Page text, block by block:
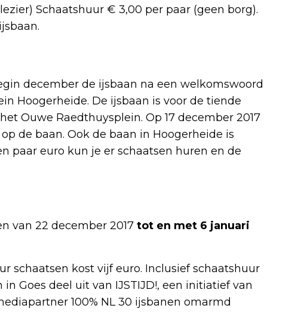
Schaatshuur € 3,00 per paar (geen borg).
december de ijsbaan na een welkomswoord
Hoogerheide. De ijsbaan is voor de tiende
Ouwe Raedthuysplein. Op 17 december 2017
op de baan. Ook de baan in Hoogerheide is
paar euro kun je er schaatsen huren en de
van 22 december 2017 tot en met 6 januari
schaatsen kost vijf euro. Inclusief schaatshuur
Goes deel uit van IJSTIJD!, een initiatief van
100% NL 30 ijsbanen omarmd